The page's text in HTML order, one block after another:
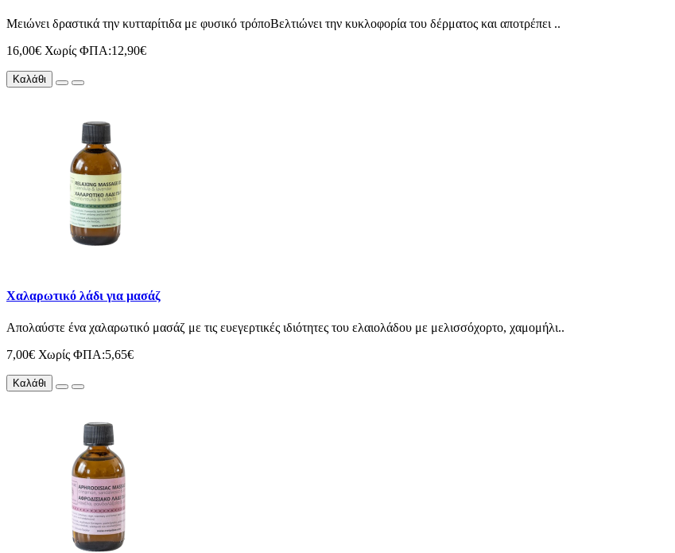
Μειώνει δραστικά την κυτταρίτιδα με φυσικό τρόποΒελτιώνει την κυκλοφορία του δέρματος και αποτρέπει ..
16,00€ Χωρίς ΦΠΑ:12,90€
Καλάθι
Χαλαρωτικό λάδι για μασάζ
Απολαύστε ένα χαλαρωτικό μασάζ με τις ευεγερτικές ιδιότητες του ελαιολάδου με μελισσόχορτο, χαμομήλι..
7,00€ Χωρίς ΦΠΑ:5,65€
Καλάθι